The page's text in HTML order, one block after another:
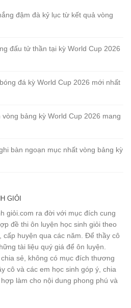
đậm đà kỷ lục từ kết quả vòng
đấu tử thần tại kỳ World Cup 2026
đá kỳ World Cup 2026 mới nhất
bảng kỳ World Cup 2026 mang
bàn ngoạn mục nhất vòng bảng kỳ
GIỎI
giỏi.com ra đời với mục đích cung
đề thi ôn luyện học sinh giỏi theo
cấp huyện qua các năm. Để thầy cô
tài liệu quý giá để ôn luyện.
sẻ, không có mục đích thương
cô và các em học sinh góp ý, chia
làm cho nội dung phong phú và